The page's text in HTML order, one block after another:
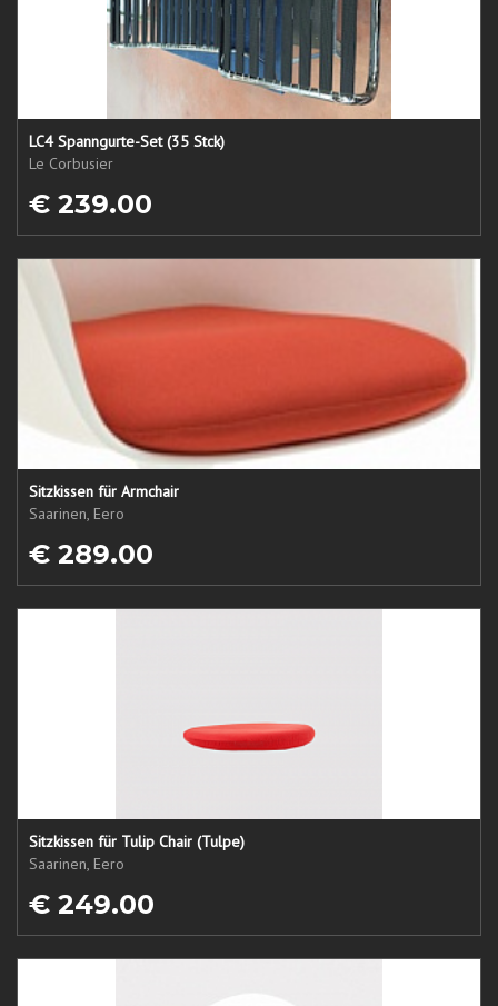
LC4 Spanngurte-Set (35 Stck)
Le Corbusier
€ 239.00
Sitzkissen für Armchair
Saarinen, Eero
€ 289.00
Sitzkissen für Tulip Chair (Tulpe)
Saarinen, Eero
€ 249.00